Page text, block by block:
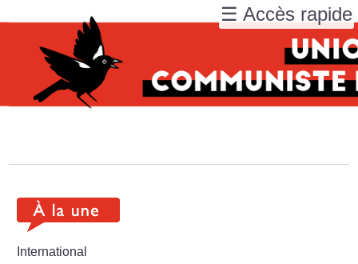
International
☰ Accès rapide